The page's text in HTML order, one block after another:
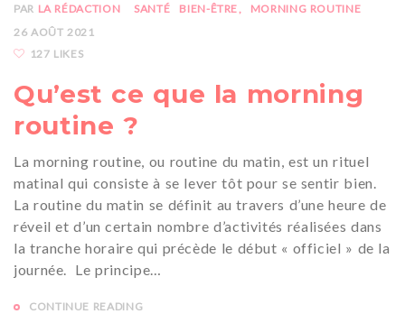
PAR LA RÉDACTION SANTÉ BIEN-ÊTRE
MORNING ROUTINE
26 AOÛT 2021
127 LIKES
Qu’est ce que la morning
routine ?
La morning routine, ou routine du matin, est un rituel
matinal qui consiste à se lever tôt pour se sentir bien.
La routine du matin se définit au travers d’une heure de
réveil et d’un certain nombre d’activités réalisées dans
la tranche horaire qui précède le début « officiel » de la
journée. Le principe…
CONTINUE READING